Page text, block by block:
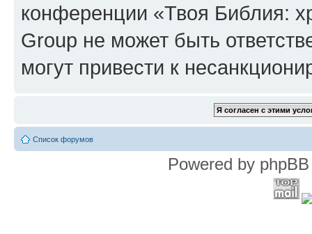
конференции «Твоя Библия:
Group не может быть
могут привести к
Список форумов
Powered by